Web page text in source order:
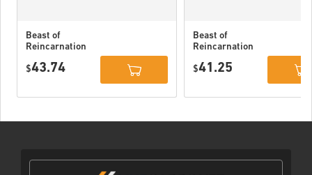
Beast of
Reincarnation
PC (STEAM)
$43.74
Beast of
Reincarnation
$41.25